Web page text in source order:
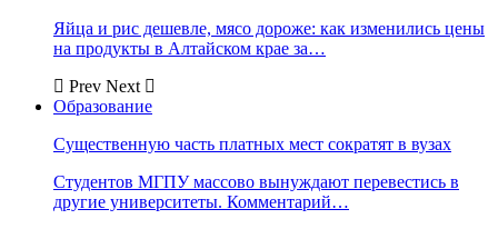
Яйца и рис дешевле, мясо дороже: как изменились цены
на продукты в Алтайском крае за…
Prev Next
Образование
Существенную часть платных мест сократят в вузах
Студентов МГПУ массово вынуждают перевестись в
другие университеты. Комментарий…